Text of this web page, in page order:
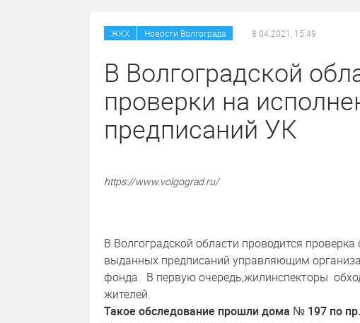
ЖКХ Новости Волгограда 8.04.2021, 15:49
В Волгоградской
проверки на
предписаний УК
https://www.volgograd.ru/
В Волгоградской области проводится
выданных предписаний управляющим
фонда. В первую очередь,жилинспекторы
жителей.
Такое обследование прошли дома № 197 по